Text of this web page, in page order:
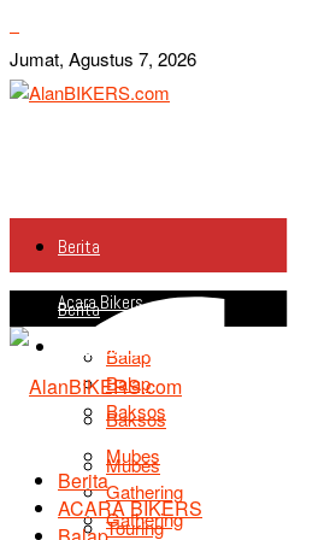
Jumat, Agustus 7, 2026
Berita
Acara Bikers
Balap
Baksos
Mubes
Gathering
Berita
Acara Bikers
Balap
Baksos
Mubes
Gathering
Touring
Berita
ACARA BIKERS